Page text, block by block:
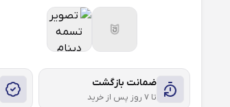
ضمانت بازگشت
تا ۷ روز پس از خرید